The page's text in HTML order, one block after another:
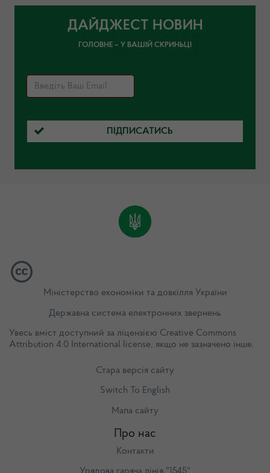
ДАЙДЖЕСТ НОВИН
ГОЛОВНЕ – У ВАШІЙ СКРИНЬЦІ
ПІДПИСАТИСЬ
Міністерство економіки та довкілля України
Державна система електронних звернень
Увесь вміст доступний за ліцензією Creative Commons
Attribution 4.0 International license, якщо не зазначено інше.
Стара версія сайту
Switch To English
Мапа сайту
Про нас
Контакти